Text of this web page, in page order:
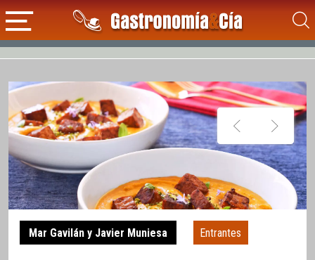
Mar Gavilán y Javier Muniesa Entrantes